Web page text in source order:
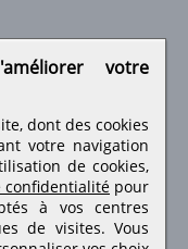
sociaux
votre
dont des cookies
votre navigation
de cookies,
confidentialité pour
à vos centres
de visites.Vous